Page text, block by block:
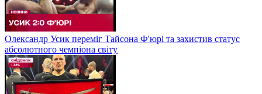
Олександр Усик переміг Тайсона Ф'юрі та захистив статус
абсолютного чемпіона світу